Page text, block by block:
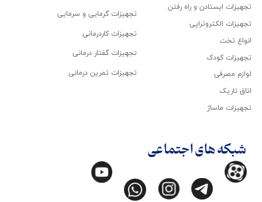
تجهیزات ایستادن و راه رفتن
تجهیزات الکتروتراپی
انواع تخت
تجهیزات کودک
لوازم مصرفی
اتاق تاریک
تجهیزات ماساژ
تجهیزات گرمایی و سرمایی
تجهیزات کاردرمانی
تجهیزات گفتار درمانی
تجهیزات تمرین درمانی
شبکه های اجتماعی